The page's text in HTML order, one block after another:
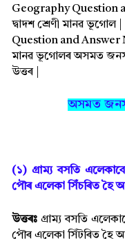
Geography Question
দ্বাদশ শ্ৰেণী মানৱ
Question and Answer
মানৱ ভূগোলৰঅসমত
উত্তৰ |
অসমত
(১) গ্ৰাম্য় বসতি
পৌৰ এলেকা সিঁচৰিত হৈ
উত্তৰঃ গ্ৰাম্য বসতি
পৌৰ এলেকা সিঁটৰিত হৈ